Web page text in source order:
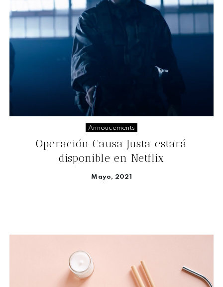
Annoucements
Operación Causa Justa estará
disponible en Netflix
Mayo, 2021